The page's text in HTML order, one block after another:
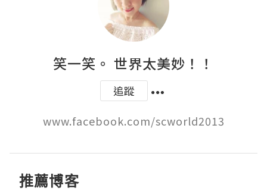
笑一笑。 世界太美妙！！
追蹤
www.facebook.com/scworld2013
推薦博客